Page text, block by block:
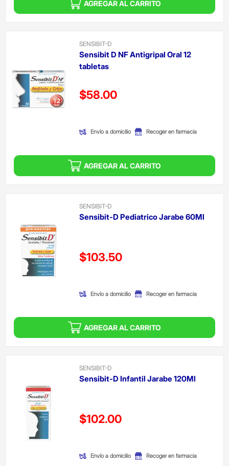
AGREGAR AL CARRITO
SENSIBIT-D
Sensibit D NF Antigripal Oral 12
tabletas
Precio reducido de
$58.00
Envío a domicilio Recoger en farmacia
AGREGAR AL CARRITO
SENSIBIT-D
Sensibit-D Pediatrico Jarabe 60Ml
Precio reducido de
$103.50
Envío a domicilio Recoger en farmacia
AGREGAR AL CARRITO
SENSIBIT-D
Sensibit-D Infantil Jarabe 120Ml
Precio reducido de
$102.00
Envío a domicilio Recoger en farmacia